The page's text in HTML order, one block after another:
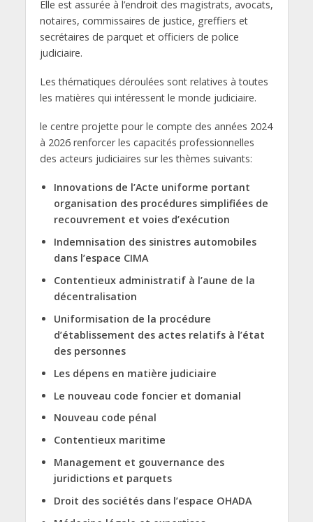
Elle est assurée à l’endroit des magistrats, avocats,
notaires, commissaires de justice, greffiers et
secrétaires de parquet et officiers de police
judiciaire.
Les thématiques déroulées sont relatives à toutes
les matières qui intéressent le monde judiciaire.
le centre projette pour le compte des années 2024
à 2026 renforcer les capacités professionnelles
des acteurs judiciaires sur les thèmes suivants:
Innovations de l’Acte uniforme portant
organisation des procédures simplifiées de
recouvrement et voies d’exécution
Indemnisation des sinistres automobiles
dans l’espace CIMA
Contentieux administratif à l’aune de la
décentralisation
Uniformisation de la procédure
d’établissement des actes relatifs à l’état
des personnes
Les dépens en matière judiciaire
Le nouveau code foncier et domanial
Nouveau code pénal
Contentieux maritime
Management et gouvernance des
juridictions et parquets
Droit des sociétés dans l’espace OHADA